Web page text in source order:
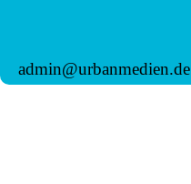
admin@urbanmedien.de